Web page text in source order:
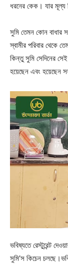
ধরনের কেক। যার মূল্য
সুমি তেমন কোন বাধার
স্বামীর পরিবার থেকে
কিন্তু সুমি সেদিনের
হয়েছেন এবং হয়েছেন
ভবিষ্যতে রেস্টুরেন্ট
সুমি’স কিচেন